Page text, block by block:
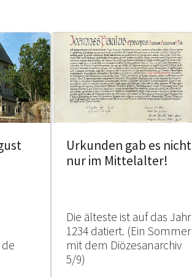
Urkunden gab es nicht
nur im Mittelalter!
Die älteste ist auf das Jahr
1234 datiert. (Ein Sommer
mit dem Diözesanarchiv
5/9)